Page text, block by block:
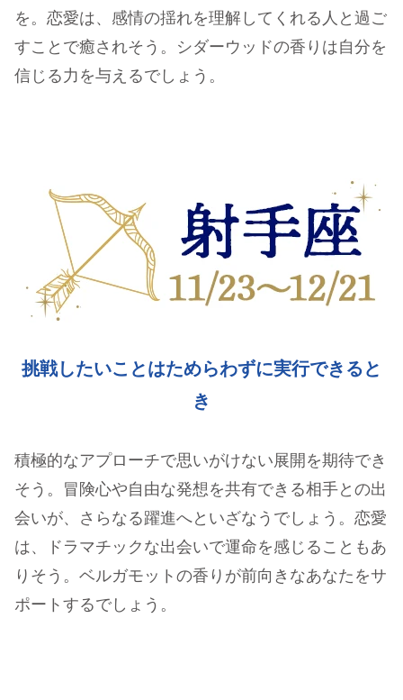
を。恋愛は、感情の揺れを理解してくれる人と過ご
すことで癒されそう。シダーウッドの香りは自分を
信じる力を与えるでしょう。
挑戦したいことはためらわずに実行できると
き
積極的なアプローチで思いがけない展開を期待でき
そう。冒険心や自由な発想を共有できる相手との出
会いが、さらなる躍進へといざなうでしょう。恋愛
は、ドラマチックな出会いで運命を感じることもあ
りそう。ベルガモットの香りが前向きなあなたをサ
ポートするでしょう。